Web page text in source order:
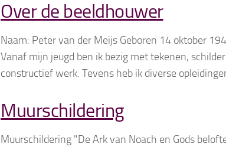
Over de beeldhouwer
Naam: Peter van der Meijs Geboren 14 oktober
Vanaf mijn jeugd ben ik bezig met tekenen,
constructief werk. Tevens heb ik diverse
Muurschildering
Muurschildering "De Ark van Noach en Gods